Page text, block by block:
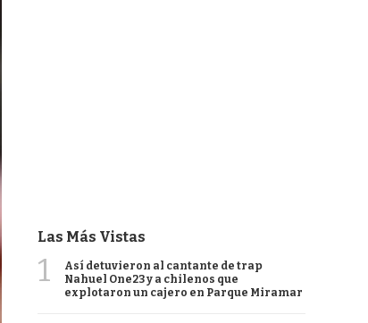
Las Más Vistas
1
Así detuvieron al cantante de trap
Nahuel One23 y a chilenos que
explotaron un cajero en Parque Miramar